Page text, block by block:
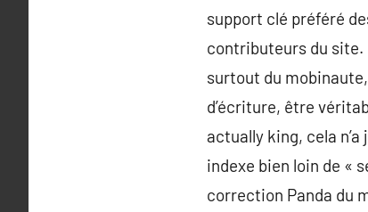
support clé préféré
contributeurs du site.
surtout du
d’écriture, être
actually king, cela
indexe bien loin de «
correction Panda du